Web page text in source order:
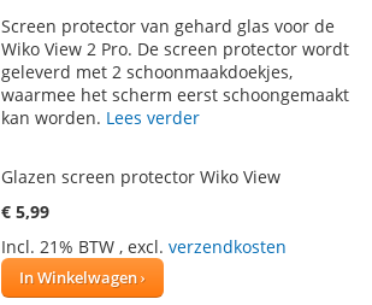
AAN
VERLANGLIJST
TE
VERGELIJKEN
Screen protector van gehard glas voor de
Wiko View 2 Pro. De screen protector wordt
geleverd met 2 schoonmaakdoekjes,
waarmee het scherm eerst schoongemaakt
kan worden. Lees verder
Glazen screen protector Wiko View
€ 5,99
Incl. 21% BTW , excl. verzendkosten
In Winkelwagen